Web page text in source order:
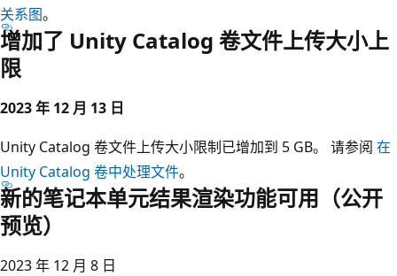
关系图。
增加了 Unity Catalog 卷文件上传大小上
限
2023 年 12 月 13 日
Unity Catalog 卷文件上传大小限制已增加到 5 GB。 请参阅 在
Unity Catalog 卷中处理文件。
新的笔记本单元结果渲染功能可用（公开
预览）
2023 年 12 月 8 日